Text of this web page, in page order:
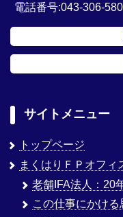
電話番号:043-306-
サイトメニュー
トップページ
まくはりＦＰオフィ
老舗IFA法人：20
この仕事にかける